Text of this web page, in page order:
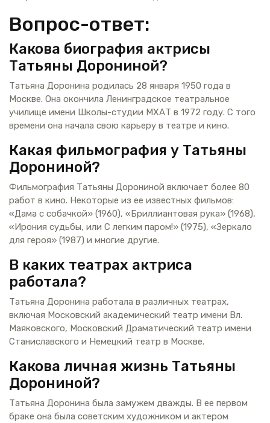
Вопрос-ответ:
Какова биография актрисы
Татьяны Дорониной?
Татьяна Доронина родилась 28 января 1950 года в
Москве. Она окончила Ленинградское театральное
училище имени Школы-студии МХАТ в 1972 году. С того
времени она начала свою карьеру в театре и кино.
Какая фильмография у Татьяны
Дорониной?
Фильмография Татьяны Дорониной включает более 80
работ в кино. Некоторые из ее известных фильмов:
«Дама с собачкой» (1960), «Бриллиантовая рука» (1968),
«Ирония судьбы, или С легким паром!» (1975), «Зеркало
для героя» (1987) и многие другие.
В каких театрах актриса
работала?
Татьяна Доронина работала в различных театрах,
включая Московский академический театр имени Вл.
Маяковского, Московский Драматический театр имени
Станиславского и Немецкий театр в Москве.
Какова личная жизнь Татьяны
Дорониной?
Татьяна Доронина была замужем дважды. В ее первом
браке она была советским художником и актером